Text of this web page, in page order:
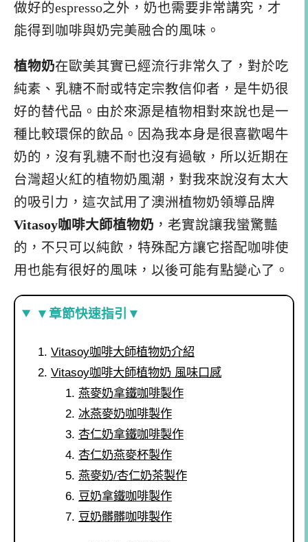
做好的espresso之外，奶也需要非常講究，才
能得到咖啡與奶完美融合的風味。
植物奶在歐美其實已經流行非常久了，對於吃
純素、乳糖不耐或特定宗教信仰者，是牛奶很
好的替代品。由於來源是植物相對來說也是一
種比較環保的飲品。因為我本身是很喜歡喝牛
奶的，沒有乳糖不耐也沒有過敏，所以近期在
台灣超火紅的植物奶風潮，對我來說沒有太大
的吸引力，這次試用了澳洲植物奶領導品牌
Vitasoy咖啡大師植物奶 ，老實說讓我蠻驚豔
的，不只可以純飲，特殊配方讓它搭配咖啡使
用也能有很好的風味，以後可能有點變心了。
▼章節快速指引▼
Vitasoy咖啡大師植物奶介紹
Vitasoy咖啡大師植物奶 風味口感
燕麥奶拿鐵咖啡製作
冰燕麥奶咖啡製作
杏仁奶拿鐵咖啡製作
杏仁奶燕麥杯製作
燕麥奶/杏仁奶茶製作
豆奶拿鐵咖啡製作
豆奶髒髒咖啡製作